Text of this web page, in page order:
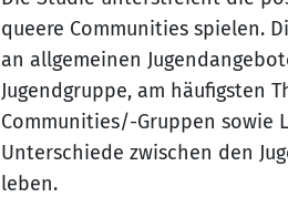
queere Communities spielen.
an allgemeinen
Jugendgruppe, am häufigsten
Communities/-Gruppen sowie
Unterschiede zwischen den
leben.